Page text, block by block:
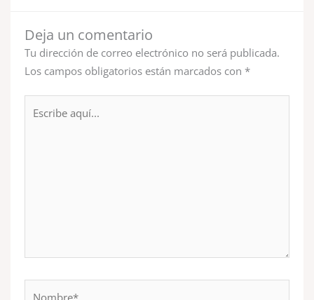
Deja un comentario
Tu dirección de correo electrónico no será publicada.
Los campos obligatorios están marcados con *
aquí...